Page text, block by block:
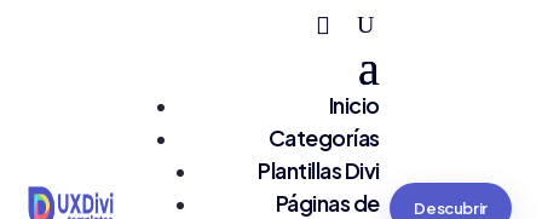
Inicio
Categorías
Plantillas Divi
Páginas de
Descubrir